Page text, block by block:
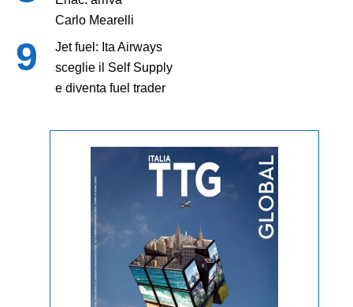
Carlo Mearelli
Jet fuel: Ita Airways
sceglie il Self Supply
e diventa fuel trader